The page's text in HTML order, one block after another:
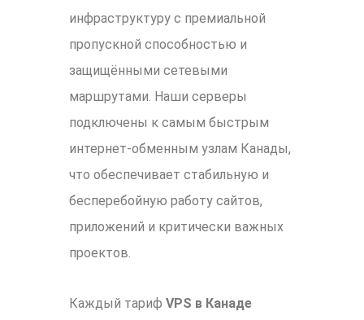
инфраструктуру с премиальной
пропускной способностью и
защищёнными сетевыми
маршрутами. Наши серверы
подключены к самым быстрым
интернет-обменным узлам Канады,
что обеспечивает стабильную и
бесперебойную работу сайтов,
приложений и критически важных
проектов.
Каждый тариф VPS в Канаде